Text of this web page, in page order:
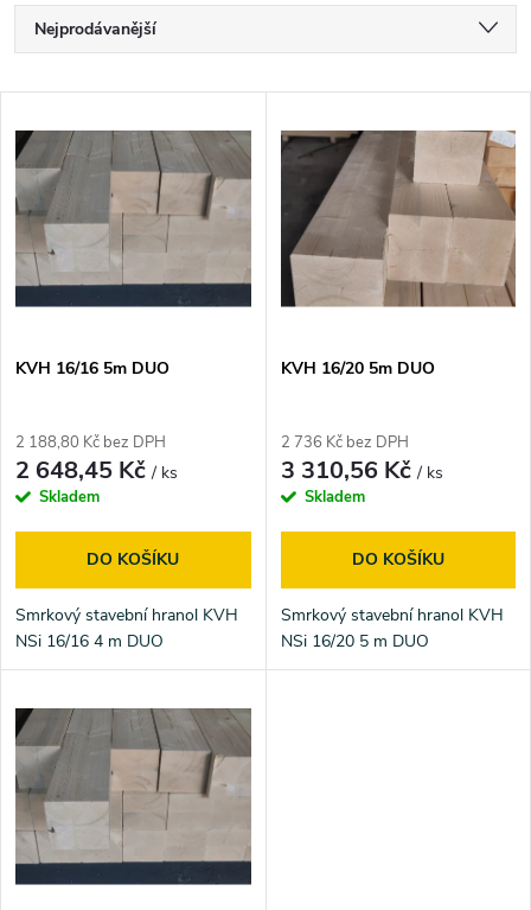
Ř
a
z
e
n
í
p
r
o
u
k
t
ů
Nejprodávanější
Abecedně
V
ý
p
i
s
r
o
d
u
k
t
ů
KVH 16/16 5m DUO
2 188,80 Kč bez DPH
2 648,45 Kč/ ks
Skladem
DO KOŠÍKU
Smrkový stavební hranol KVH
NSi 16/16 4 m DUO
KVH 16/20 5m DUO
2 736 Kč bez DPH
3 310,56 Kč/ ks
Skladem
DO KOŠÍKU
Smrkový stavební hranol KVH
NSi 16/20 5 m DUO